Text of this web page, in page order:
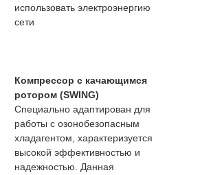
использовать электроэнергию
сети
Компрессор с качающимся
ротором (SWING)
Специально адаптирован для
работы с озонобезопасным
хладагентом, характеризуется
высокой эффективностью и
надежностью. Данная